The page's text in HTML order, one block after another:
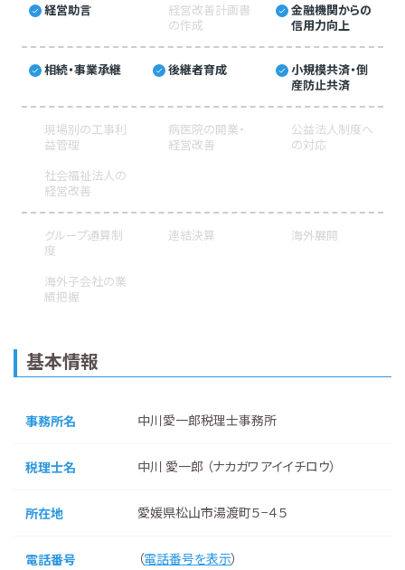
経営助言
経営改善計画書
の作成
金融機関からの
信用力向上
相続・事業承継 後継者育成
小規模共済・倒
産防止共済
現場別の工事利
益管理
病医院の開業・
経営改善
公益法人制度へ
の対応
社会福祉法人の
経営改善
グループ通算制
度
連結決算 海外展開
海外子会社の業
績把握
基本情報
事務所名 中川愛一郎税理士事務所
税理士名 中川 愛一郎 （ナカガワ アイイチロウ）
所在地 愛媛県松山市湯渡町５−４５
電話番号 （電話番号を表示）